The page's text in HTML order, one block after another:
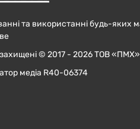
та використанні будь-яких
захищені © 2017 - 2026 ТОВ «ПМХ»
медіа R40-06374